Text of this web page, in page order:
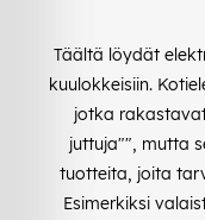
Täältä löydät
kuulokkeisiin.
jotka
juttuja"", mutta
tuotteita, joita
Esimerkiksi